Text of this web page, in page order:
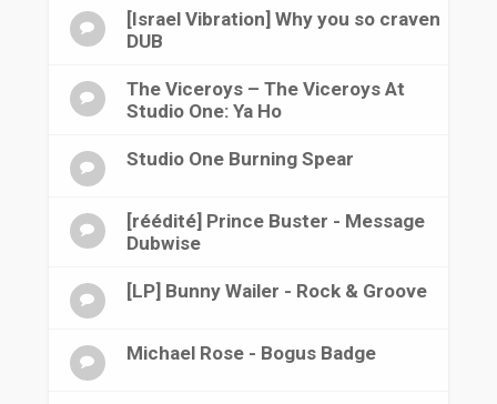
[Israel Vibration] Why you so craven
DUB
The Viceroys ‎– The Viceroys At
Studio One: Ya Ho
Studio One Burning Spear
[réédité] Prince Buster - Message
Dubwise
[LP] Bunny Wailer - Rock & Groove
Michael Rose - Bogus Badge